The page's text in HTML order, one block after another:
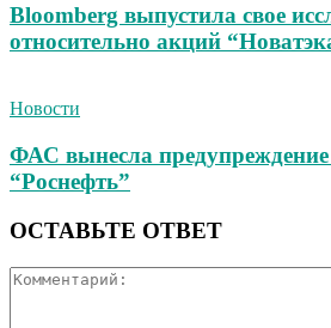
Bloomberg выпустила свое
относительно акций
Новости
ФАС вынесла
“Роснефть”
ОСТАВЬТЕ ОТВЕТ